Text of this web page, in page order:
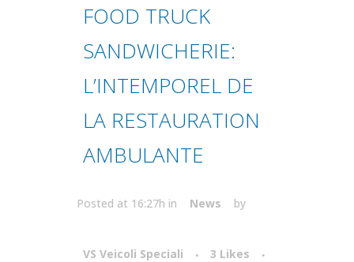
FOOD TRUCK
SANDWICHERIE:
L’INTEMPOREL DE
LA RESTAURATION
AMBULANTE
Posted at 16:27h in News by
VS Veicoli Speciali 3 Likes